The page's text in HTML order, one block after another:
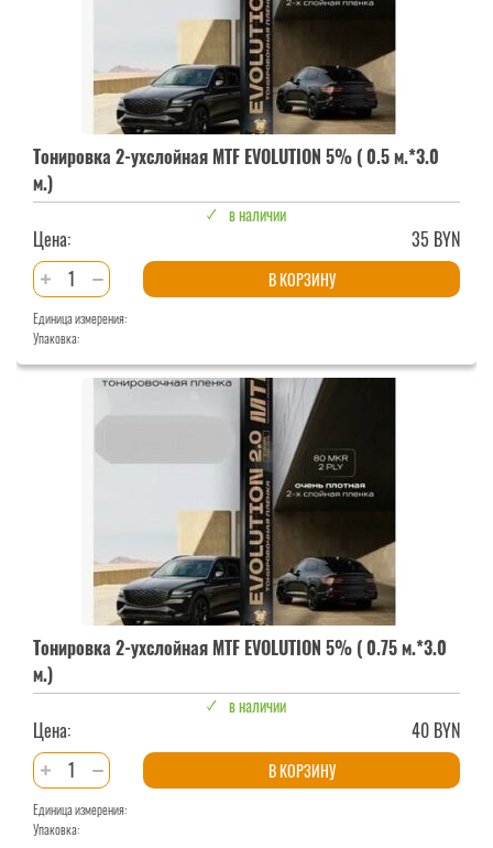
Тонировка 2-ухслойная MTF EVOLUTION 5% ( 0.5 м.*3.0
м.)
в наличии
Цена:
35 BYN
Количество
товара
Тонировка
2-
ухслойная
EVOLUTION
В КОРЗИНУ
Единица измерения:
Упаковка:
Тонировка 2-ухслойная MTF EVOLUTION 5% ( 0.75 м.*3.0
м.)
в наличии
Цена:
40 BYN
Количество
товара
Тонировка
В КОРЗИНУ
Единица измерения:
Упаковка: